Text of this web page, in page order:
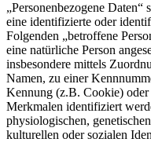
„Personenbezogene
eine identifizierte oder
Folgenden „betroffene
eine natürliche Person
insbesondere mittels
Namen, zu einer
Kennung (z.B. Cookie) oder
Merkmalen identifiziert
physiologischen,
kulturellen oder sozialen